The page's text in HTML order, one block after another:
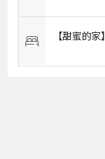
【甜蜜的家】